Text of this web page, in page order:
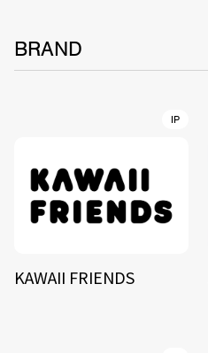
BRAND
IP
KAWAII FRIENDS